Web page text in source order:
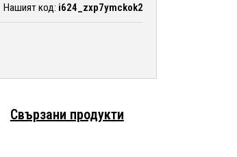
Нашият код: i624_zxp7ymckok2
Свързани продукти